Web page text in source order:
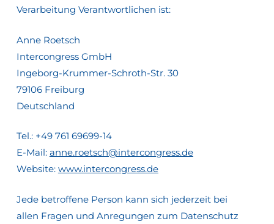
Verarbeitung Verantwortlichen ist:
Anne Roetsch
Intercongress GmbH
Ingeborg-Krummer-Schroth-Str. 30
79106 Freiburg
Deutschland
Tel.: +49 761 69699-14
E-Mail: anne.roetsch@intercongress.de
Website: www.intercongress.de
Jede betroffene Person kann sich jederzeit bei
allen Fragen und Anregungen zum Datenschutz